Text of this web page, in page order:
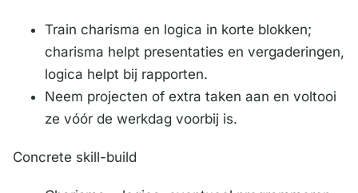
Train charisma en logica in korte blokken;
charisma helpt presentaties en vergaderingen,
logica helpt bij rapporten.
Neem projecten of extra taken aan en voltooi
ze vóór de werkdag voorbij is.
Concrete skill-build